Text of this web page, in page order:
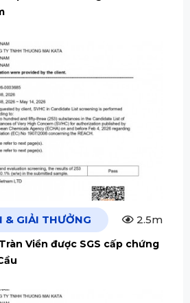
& GIẢI THƯỞNG 2.5m
Viền được SGS cấp chứng